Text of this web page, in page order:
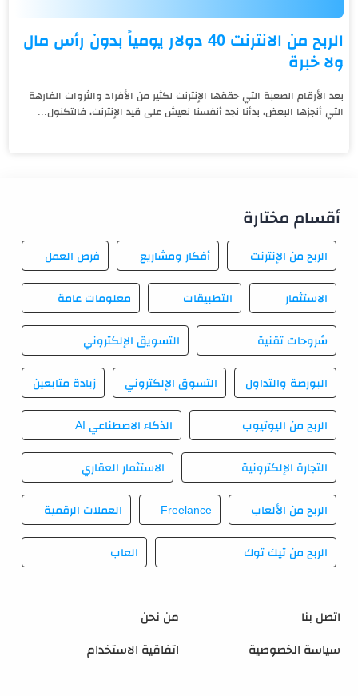
الربح من الانترنت 40 دولار يومياً بدون رأس مال
ولا خبرة
بعد الأرقام الصعبة التي حققها الإنترنت لكثير من الأفراد والثروات الفارهة
التي أنجزها البعض، بدأنا نجد أنفسنا نعيش على قيد الإنترنت، فالتكنول...
اتصل بنا من نحن
سياسة الخصوصية اتفاقية الاستخدام
أقسام مختارة
الربح من الإنترنت أفكار ومشاريع فرص العمل
الاستثمار التطبيقات معلومات عامة
شروحات تقنية التسويق الإلكتروني
البورصة والتداول التسوق الإلكتروني زيادة متابعين
الربح من اليوتيوب الذكاء الاصطناعي AI
التجارة الإلكترونية الاستثمار العقاري
الربح من الألعاب Freelance العملات الرقمية
الربح من تيك توك العاب